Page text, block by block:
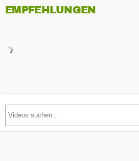
EMPFEHLUNGEN